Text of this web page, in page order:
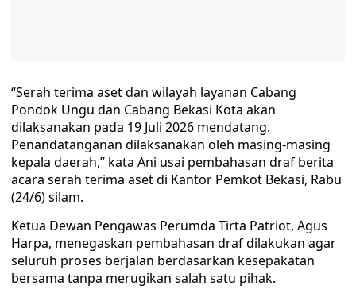
“Serah terima aset dan wilayah layanan Cabang
Pondok Ungu dan Cabang Bekasi Kota akan
dilaksanakan pada 19 Juli 2026 mendatang.
Penandatanganan dilaksanakan oleh masing-masing
kepala daerah,” kata Ani usai pembahasan draf berita
acara serah terima aset di Kantor Pemkot Bekasi, Rabu
(24/6) silam.
Ketua Dewan Pengawas Perumda Tirta Patriot, Agus
Harpa, menegaskan pembahasan draf dilakukan agar
seluruh proses berjalan berdasarkan kesepakatan
bersama tanpa merugikan salah satu pihak.